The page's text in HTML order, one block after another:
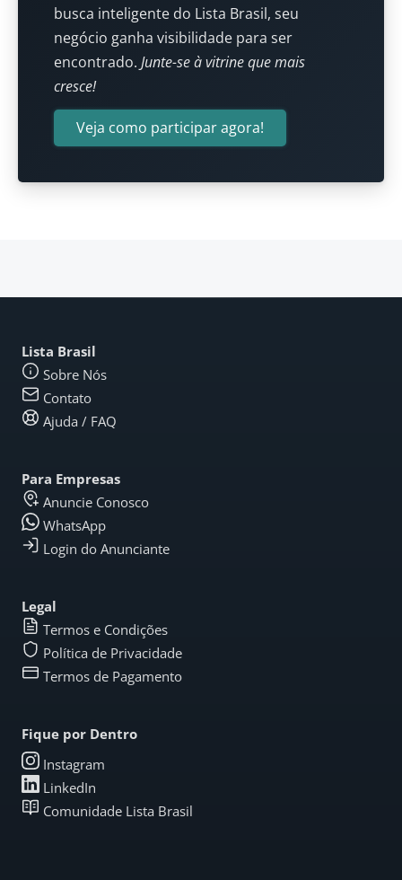
busca inteligente do Lista Brasil, seu
negócio ganha visibilidade para ser
encontrado. Junte-se à vitrine que mais
cresce!
Veja como participar agora!
Lista Brasil
Sobre Nós
Contato
Ajuda / FAQ
Para Empresas
Anuncie Conosco
WhatsApp
Login do Anunciante
Legal
Termos e Condições
Política de Privacidade
Termos de Pagamento
Fique por Dentro
Instagram
LinkedIn
Comunidade Lista Brasil